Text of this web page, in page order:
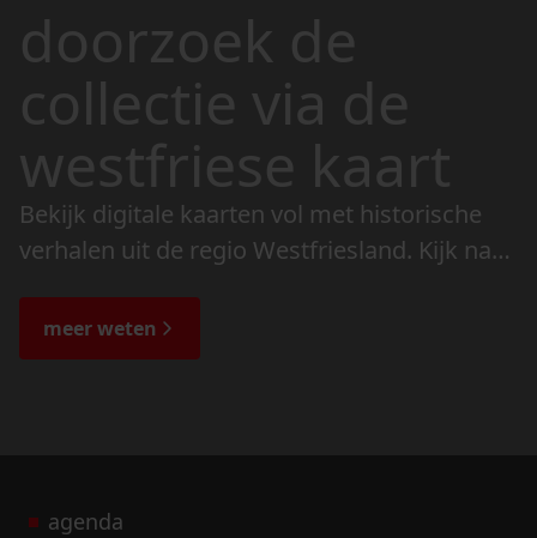
doorzoek de
collectie via de
westfriese kaart
Bekijk digitale kaarten vol met historische
verhalen uit de regio Westfriesland. Kijk naar
de bijzondere verhalen.
meer weten
agenda